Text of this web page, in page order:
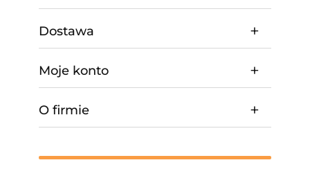
Dostawa
Moje konto
O firmie